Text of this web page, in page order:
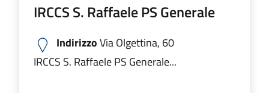
IRCCS S. Raffaele PS Generale
IndirizzoVia Olgettina, 60
IRCCS S. Raffaele PS Generale...